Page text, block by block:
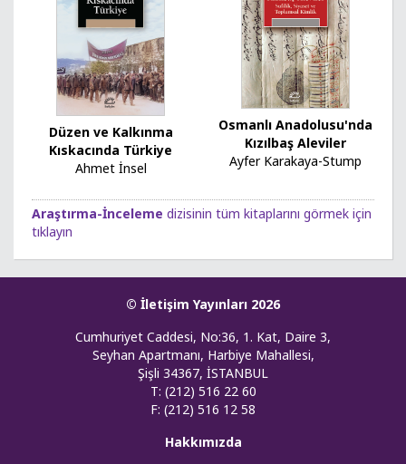
Düzen ve Kalkınma
Kıskacında Türkiye
Ahmet İnsel
Osmanlı Anadolusu'nda
Kızılbaş Aleviler
Ayfer Karakaya-Stump
Araştırma-İnceleme dizisinin tüm kitaplarını görmek için
tıklayın
© İletişim Yayınları 2026
Cumhuriyet Caddesi, No:36, 1. Kat, Daire 3,
Seyhan Apartmanı, Harbiye Mahallesi,
Şişli 34367, İSTANBUL
T: (212) 516 22 60
F: (212) 516 12 58
Hakkımızda